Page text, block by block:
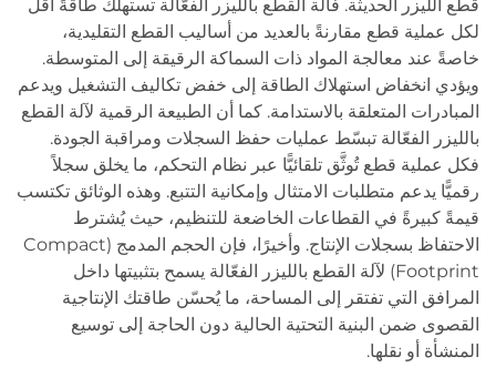
قطع الليزر الحديثة. فآلة القطع بالليزر الفعّالة تستهلك طاقةً أقل
لكل عملية قطع مقارنةً بالعديد من أساليب القطع التقليدية،
خاصةً عند معالجة المواد ذات السماكة الرقيقة إلى المتوسطة.
ويؤدي انخفاض استهلاك الطاقة إلى خفض تكاليف التشغيل ويدعم
المبادرات المتعلقة بالاستدامة. كما أن الطبيعة الرقمية لآلة القطع
بالليزر الفعّالة تبسّط عمليات حفظ السجلات ومراقبة الجودة.
فكل عملية قطع تُوثَّق تلقائيًّا عبر نظام التحكم، ما يخلق سجلاً
رقميًّا يدعم متطلبات الامتثال وإمكانية التتبع. وهذه الوثائق تكتسب
قيمةً كبيرةً في القطاعات الخاضعة للتنظيم، حيث يُشترط
الاحتفاظ بسجلات الإنتاج. وأخيرًا، فإن الحجم المدمج (Compact
Footprint) لآلة القطع بالليزر الفعّالة يسمح بتثبيتها داخل
المرافق التي تفتقر إلى المساحة، ما يُحسّن طاقتك الإنتاجية
القصوى ضمن البنية التحتية الحالية دون الحاجة إلى توسيع
المنشأة أو نقلها.